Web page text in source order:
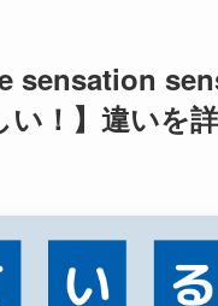
sensation
！】違いを